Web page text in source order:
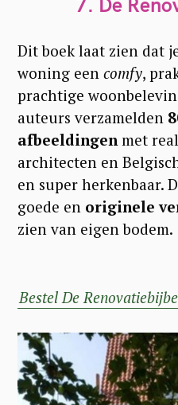
Dit boek laat zien dat
woning een comfy,
prachtige
auteurs verzamelden
afbeeldingenmet
architecten en
en super herkenbaar.
goede en originele
zien van eigen bodem.
Bestel De
r
: